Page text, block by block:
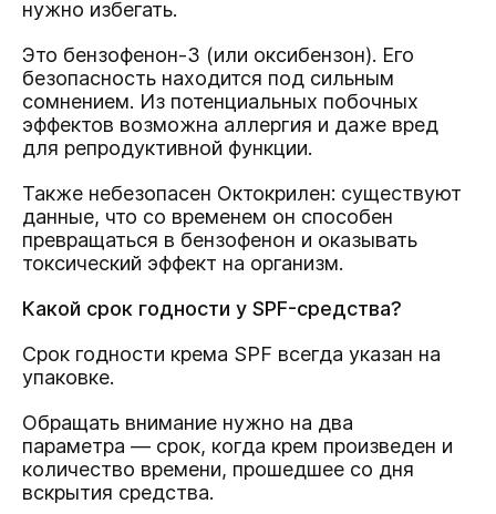
нужно избегать.
Это бензофенон-3 (или оксибензон). Его
безопасность находится под сильным
сомнением. Из потенциальных побочных
эффектов возможна аллергия и даже вред
для репродуктивной функции.
Также небезопасен Октокрилен: существуют
данные, что со временем он способен
превращаться в бензофенон и оказывать
токсический эффект на организм.
Какой срок годности у SPF-средства?
Срок годности крема SPF всегда указан на
упаковке.
Обращать внимание нужно на два
параметра — срок, когда крем произведен и
количество времени, прошедшее со дня
вскрытия средства.